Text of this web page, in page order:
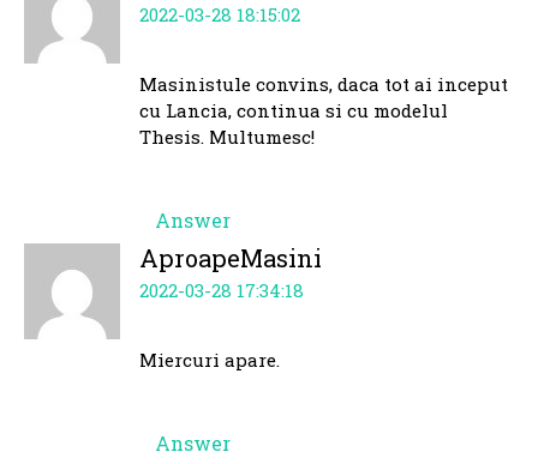
2022-03-28 18:15:02
Masinistule convins, daca tot ai inceput
cu Lancia, continua si cu modelul
Thesis. Multumesc!
Answer
AproapeMasini
2022-03-28 17:34:18
Miercuri apare.
Answer